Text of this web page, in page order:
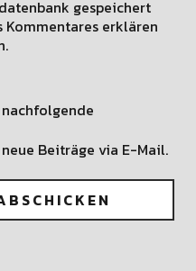
gespeichert
Kommentares erklären
Beiträge via E-Mail.